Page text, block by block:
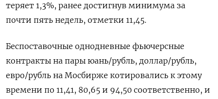
теряет 1,3%, ранее достигнув минимума за
почти пять недель, отметки 11,45.
Беспоставочные однодневные фьючерсные
контракты на пары юань/рубль, доллар/рубль,
евро/рубль на Мосбирже котировались к этому
времени по 11,41, 80,65 и 94,50 соответственно, и